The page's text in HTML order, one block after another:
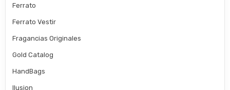
Ferrato
Ferrato Vestir
Fragancias Originales
Gold Catalog
HandBags
Ilusion